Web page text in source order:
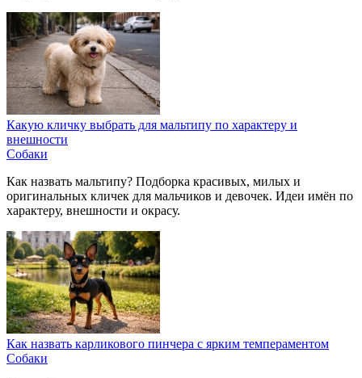
Какую кличку выбрать для мальтипу по характеру и
внешности
Собаки
Как назвать мальтипу? Подборка красивых, милых и
оригинальных кличек для мальчиков и девочек. Идеи имён по
характеру, внешности и окрасу.
Как назвать карликового пинчера с ярким темпераментом
Собаки